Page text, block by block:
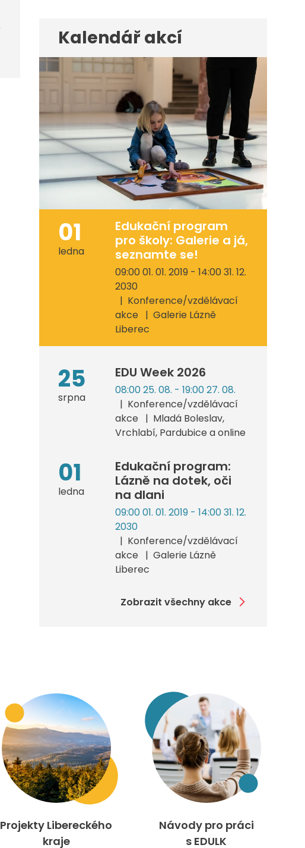
Kalendář akcí
01
ledna
Edukační program
pro školy: Galerie a já,
seznamte se!
09:00 01. 01. 2019 - 14:00 31. 12.
2030
Konference/vzdělávací
akce
Galerie Lázně
Liberec
25
srpna
EDU Week 2026
08:00 25. 08. - 19:00 27. 08.
Konference/vzdělávací
akce
Mladá Boleslav,
Vrchlabí, Pardubice a online
01
ledna
Edukační program:
Lázně na dotek, oči
na dlani
09:00 01. 01. 2019 - 14:00 31. 12.
2030
Konference/vzdělávací
akce
Galerie Lázně
Liberec
Zobrazit všechny akce
Projekty Libereckého
kraje
Návody pro práci
s EDULK